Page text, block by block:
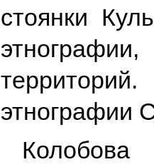
стоянки
этнографии